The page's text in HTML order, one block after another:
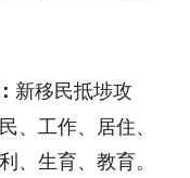
新移民抵埗攻
、工作、居住、
、生育、教育。